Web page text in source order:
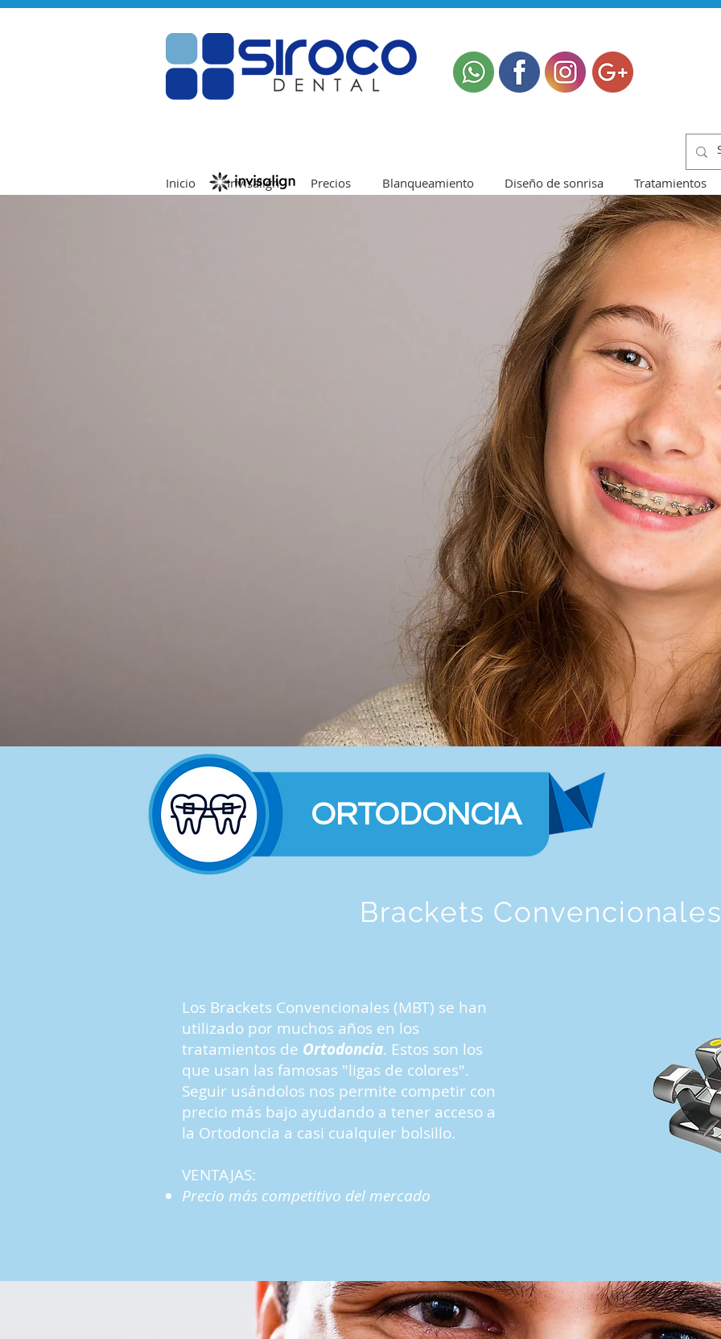
Inicio Invisalign Precios Blanqueamiento Diseño de sonrisa Tratamientos
ORTODONCIA
Brackets
Los Brackets Convencionales (MBT) se han
utilizado por muchos años en los
tratamientos de Ortodoncia. Estos son los
que usan las famosas "ligas de colores".
Seguir usándolos nos permite competir con
precio más bajo ayudando a tener acceso a
la Ortodoncia a casi cualquier bolsillo.
VENTAJAS:
Precio más competitivo del mercado